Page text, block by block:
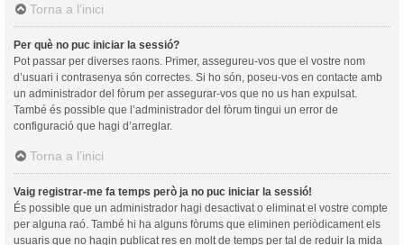
Torna a l’inici
Per què no puc iniciar la sessió?
Pot passar per diverses raons. Primer, assegureu-vos que el vostre nom
d’usuari i contrasenya són correctes. Si ho són, poseu-vos en contacte amb
un administrador del fòrum per assegurar-vos que no us han expulsat.
També és possible que l’administrador del fòrum tingui un error de
configuració que hagi d’arreglar.
Torna a l’inici
Vaig registrar-me fa temps però ja no puc iniciar la sessió!
És possible que un administrador hagi desactivat o eliminat el vostre compte
per alguna raó. També hi ha alguns fòrums que eliminen periòdicament els
usuaris que no hagin publicat res en molt de temps per tal de reduir la mida